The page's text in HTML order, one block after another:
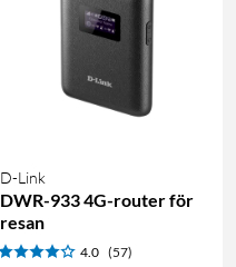
D-Link
DWR-933 4G-router för
resan
4.0 (57)